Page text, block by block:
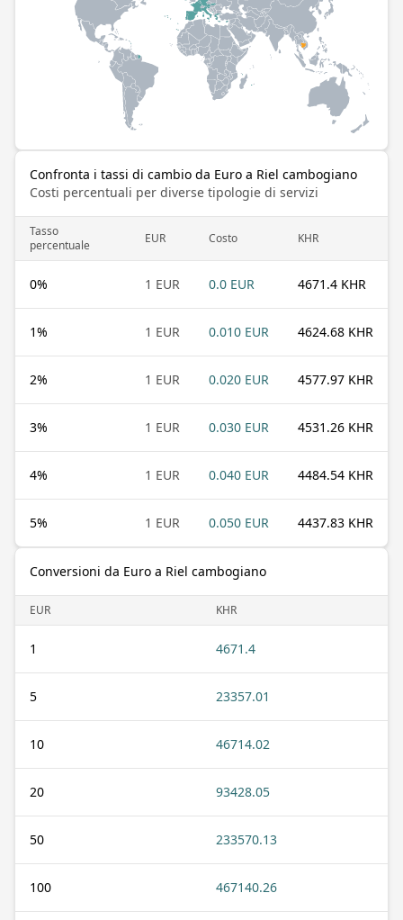
Confronta i tassi di cambio da Euro a Riel cambogiano
Costi percentuali per diverse tipologie di servizi
Tasso
percentuale
EUR Costo KHR
0% 1 EUR 0.0 EUR 4671.4 KHR
1% 1 EUR 0.010 EUR 4624.68 KHR
2% 1 EUR 0.020 EUR 4577.97 KHR
3% 1 EUR 0.030 EUR 4531.26 KHR
4% 1 EUR 0.040 EUR 4484.54 KHR
5% 1 EUR 0.050 EUR 4437.83 KHR
Conversioni da Euro a Riel cambogiano
EUR KHR
1 4671.4
5 23357.01
10 46714.02
20 93428.05
50 233570.13
100 467140.26